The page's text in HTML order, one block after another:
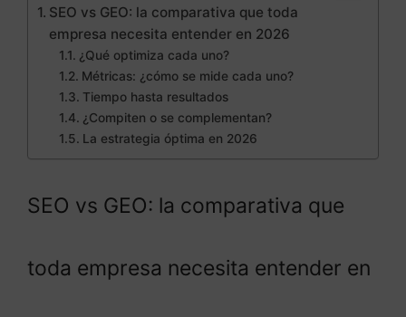
SEO vs GEO: la comparativa que toda
empresa necesita entender en 2026
¿Qué optimiza cada uno?
Métricas: ¿cómo se mide cada uno?
Tiempo hasta resultados
¿Compiten o se complementan?
La estrategia óptima en 2026
SEO vs GEO: la comparativa que
toda empresa necesita entender en